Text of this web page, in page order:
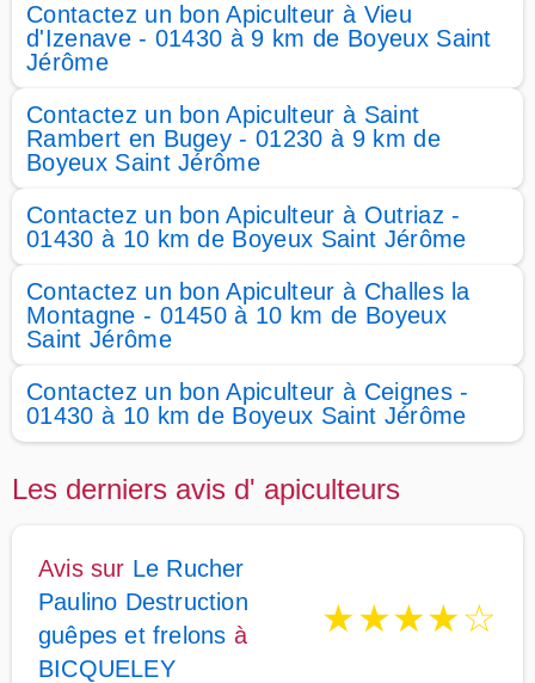
Contactez un bon Apiculteur à Vieu
d'Izenave - 01430 à 9 km de Boyeux Saint
Jérôme
Contactez un bon Apiculteur à Saint
Rambert en Bugey - 01230 à 9 km de
Boyeux Saint Jérôme
Contactez un bon Apiculteur à Outriaz -
01430 à 10 km de Boyeux Saint Jérôme
Contactez un bon Apiculteur à Challes la
Montagne - 01450 à 10 km de Boyeux
Saint Jérôme
Contactez un bon Apiculteur à Ceignes -
01430 à 10 km de Boyeux Saint Jérôme
Les derniers avis d' apiculteurs
Avis sur Le Rucher
Paulino Destruction
guêpes et frelons à
BICQUELEY
★★★★☆